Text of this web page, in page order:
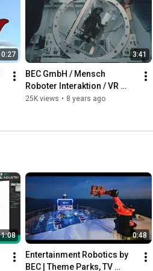
0:27 3:41
BEC GmbH / Mensch
Roboter Interaktion / VR
InnovationsPreis 2017
25K views • 8 years ago
1:08 0:48
Entertainment Robotics by
BEC | Theme Parks, TV